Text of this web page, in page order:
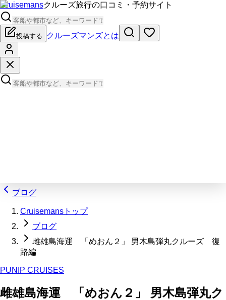
Cruisemansクルーズ旅行の口コミ・予約サイト
投稿する クルーズマンズとは
ブログ
Cruisemansトップ
ブログ
雌雄島海運 「めおん２」 男木島弾丸クルーズ 復
路編
PUNIP CRUISES
雌雄島海運 「めおん２」 男木島弾丸ク